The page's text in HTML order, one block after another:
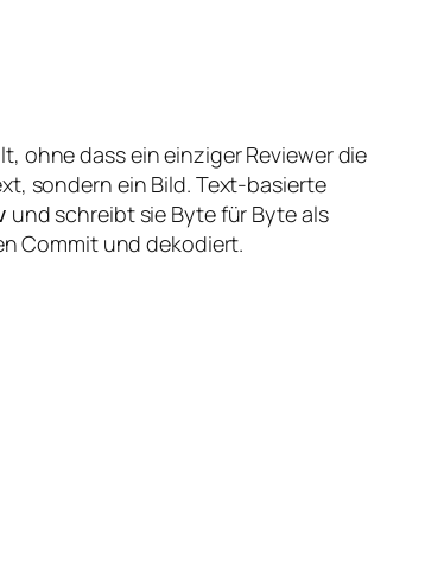
ohne dass ein einziger Reviewer die
sondern ein Bild. Text-basierte
und schreibt sie Byte für Byte als
Commit und dekodiert.